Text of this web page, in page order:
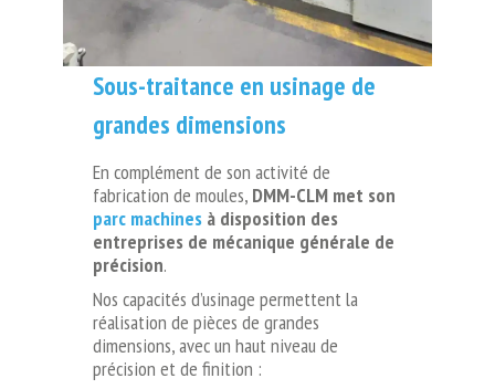
Sous-traitance en usinage de
grandes dimensions
En complément de son activité de
fabrication de moules, DMM-CLM met son
parc machines à disposition des
entreprises de mécanique générale de
précision.
Nos capacités d’usinage permettent la
réalisation de pièces de grandes
dimensions, avec un haut niveau de
précision et de finition :